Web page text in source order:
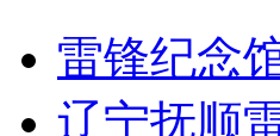
雷锋纪念
辽宁抚顺